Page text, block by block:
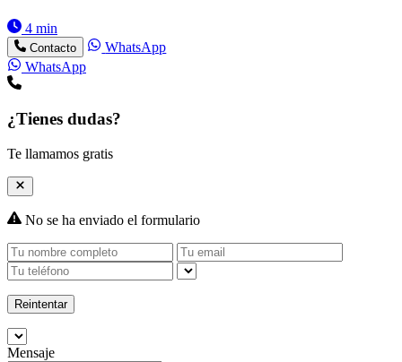
4 min
Contacto
WhatsApp
WhatsApp
¿Tienes dudas?
Te llamamos gratis
No se ha enviado el formulario
Reintentar
Mensaje